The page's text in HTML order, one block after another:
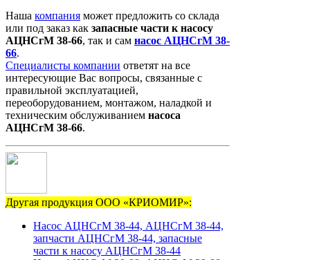
Наша компания может предложить со склада
или под заказ как запасные части к насосу
АЦНСгМ 38-66, так и сам насос АЦНСгМ 38-
66.
Специалисты компании ответят на все
интересующие Вас вопросы, связанные с
правильной эксплуатацией,
переоборудованием, монтажом, наладкой и
техническим обслуживанием насоса
АЦНСгМ 38-66.
Другая продукция ООО «КРИОМИР»:
Насос АЦНСгМ 38-44, АЦНСгМ 38-44,
запчасти АЦНСгМ 38-44, запасные
части к насосу АЦНСгМ 38-44